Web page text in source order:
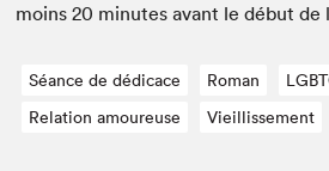
moins20 min­utes avant le début de
Séance de dédicace Roman
Relation amoureuse
Vieillissement